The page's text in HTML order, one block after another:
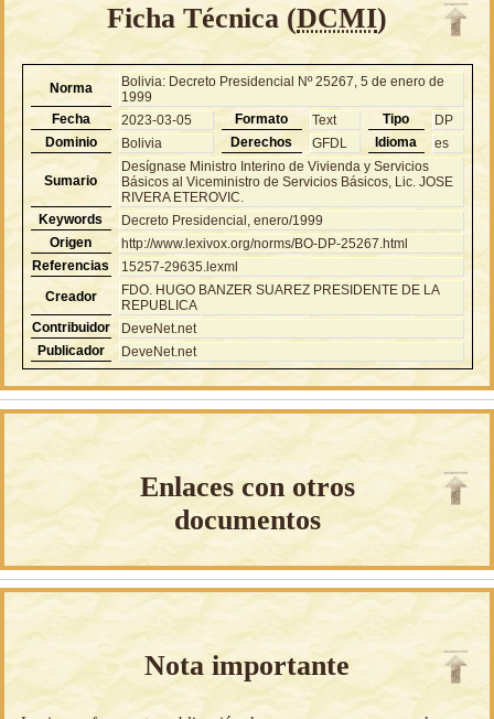
Ficha Técnica (DCMI)
Norma
Bolivia: Decreto Presidencial Nº 25267, 5 de enero de
1999
Fecha
2023-03-05 Formato Text Tipo
DP
Dominio
Bolivia Derechos GFDL Idioma es
Sumario
Desígnase Ministro Interino de Vivienda y Servicios
Básicos al Viceministro de Servicios Básicos, Lic. JOSE
RIVERA ETEROVIC.
Keywords
Decreto Presidencial, enero/1999
Origen
http://www.lexivox.org/norms/BO-DP-25267.html
Referencias
15257-29635.lexml
Creador
FDO. HUGO BANZER SUAREZ PRESIDENTE DE LA
REPUBLICA
Contribuidor
DeveNet.net
Publicador
DeveNet.net
Enlaces con otros
documentos
Nota importante